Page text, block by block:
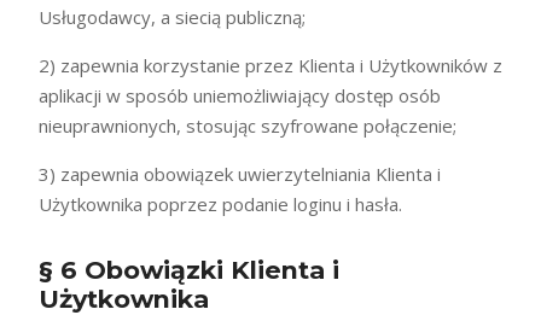
Usługodawcy, a siecią publiczną;
2) zapewnia korzystanie przez Klienta i Użytkowników z
aplikacji w sposób uniemożliwiający dostęp osób
nieuprawnionych, stosując szyfrowane połączenie;
3) zapewnia obowiązek uwierzytelniania Klienta i
Użytkownika poprzez podanie loginu i hasła.
§ 6 Obowiązki Klienta i
Użytkownika